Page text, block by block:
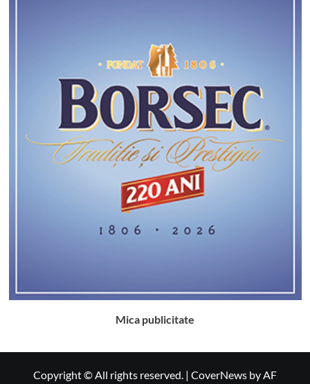
Mica publicitate
Copyright © All rights reserved. | CoverNews by AF